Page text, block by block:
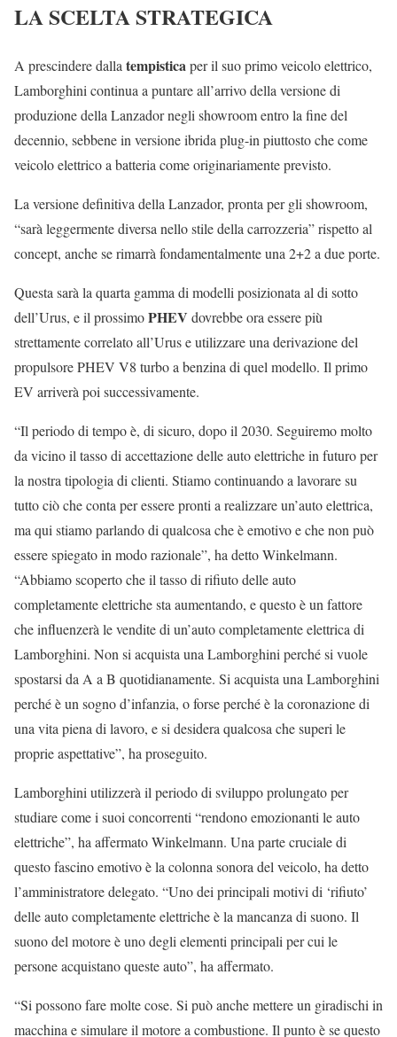
LA SCELTA STRATEGICA
A prescindere dalla tempisticaper il suo primo veicolo elettrico,
Lamborghini continua a puntare all’arrivo della versione di
produzione della Lanzador negli showroom entro la fine del
decennio, sebbene in versione ibrida plug-in piuttosto che come
veicolo elettrico a batteria come originariamente previsto.
La versione definitiva della Lanzador, pronta per gli showroom,
“sarà leggermente diversa nello stile della carrozzeria” rispetto al
concept, anche se rimarrà fondamentalmente una 2+2 a due porte.
Questa sarà la quarta gamma di modelli posizionata al di sotto
dell’Urus, e il prossimoPHEV dovrebbe ora essere più
strettamente correlato all’Urus e utilizzare una derivazione del
propulsore PHEV V8 turbo a benzina di quel modello. Il primo
EV arriverà poi successivamente.
“Il periodo di tempo è, di sicuro, dopo il 2030. Seguiremo molto
da vicino il tasso di accettazione delle auto elettriche in futuro per
la nostra tipologia di clienti. Stiamo continuando a lavorare su
tutto ciò che conta per essere pronti a realizzare un’auto elettrica,
ma qui stiamo parlando di qualcosa che è emotivo e che non può
essere spiegato in modo razionale”, ha detto Winkelmann.
“Abbiamo scoperto che il tasso di rifiuto delle auto
completamente elettriche sta aumentando, e questo è un fattore
che influenzerà le vendite di un’auto completamente elettrica di
Lamborghini. Non si acquista una Lamborghini perché si vuole
spostarsi da A a B quotidianamente. Si acquista una Lamborghini
perché è un sogno d’infanzia, o forse perché è la coronazione di
una vita piena di lavoro, e si desidera qualcosa che superi le
proprie aspettative”, ha proseguito.
Lamborghini utilizzerà il periodo di sviluppo prolungato per
studiare come i suoi concorrenti “rendono emozionanti le auto
elettriche”, ha affermato Winkelmann. Una parte cruciale di
questo fascino emotivo è la colonna sonora del veicolo, ha detto
l’amministratore delegato. “Uno dei principali motivi di ‘rifiuto’
delle auto completamente elettriche è la mancanza di suono. Il
suono del motore è uno degli elementi principali per cui le
persone acquistano queste auto”, ha affermato.
“Si possono fare molte cose. Si può anche mettere un giradischi in
macchina e simulare il motore a combustione. Il punto è se questo